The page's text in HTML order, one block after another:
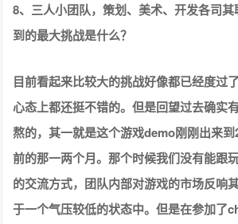
8、三人小团队，策划、美术、开发各司
到的最大挑战是什么？
目前看起来比较大的挑战好像都已经度过
心态上都还挺不错的。但是回望过去确实
熬的，其一就是这个游戏demo刚刚出来
前的那一两个月。那个时候我们没有能跟
的交流方式，团队内部对游戏的市场反响
于一个气压较低的状态中。但是在参加了